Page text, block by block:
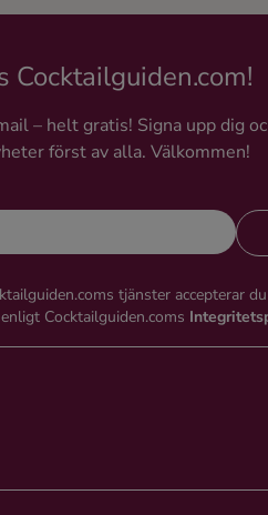
Cocktailguiden.com!
– helt gratis! Signa upp dig
först av alla. Välkommen!
tjänster accepterar
Cocktailguiden.coms